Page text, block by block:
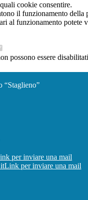
cookie consentire.
il funzionamento
al funzionamento potete
possono essere
“Staglieno”
per inviare una mail
Link per inviare una mail